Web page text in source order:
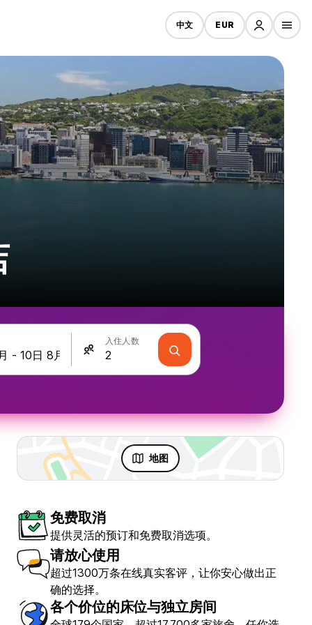
中文 EUR
入住人数
地图
免费取消
提供灵活的预订和免费取消选项。
请放心使用
超过1300万条在线真实客评，让你安心做出正
确的选择。
各个价位的床位与独立房间